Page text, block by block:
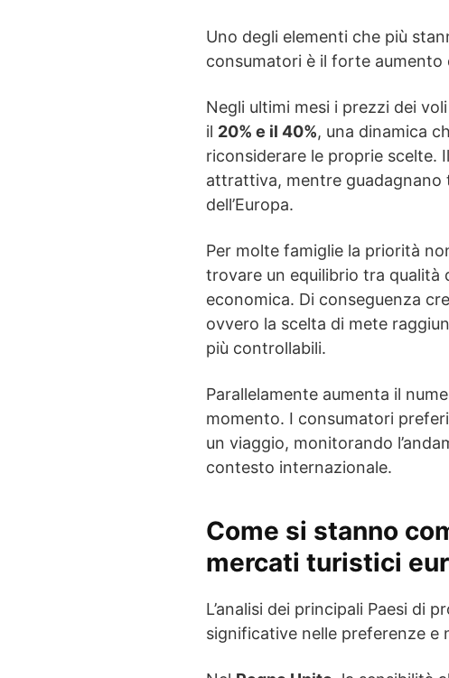
Uno degli elementi che più
consumatori è il forte
Negli ultimi mesi i prezzi dei
il 20% e il 40%, una dinamica
riconsiderare le proprie scelte.
attrattiva, mentre guadagnano
dell’Europa.
Per molte famiglie la priorità
trovare un equilibrio tra qualità
economica. Di conseguenza
ovvero la scelta di mete
più controllabili.
Parallelamente aumenta il
momento. I consumatori
un viaggio, monitorando
contesto internazionale.
Come si stanno
mercati turistici
L’analisi dei principali Paesi di
significative nelle preferenze e